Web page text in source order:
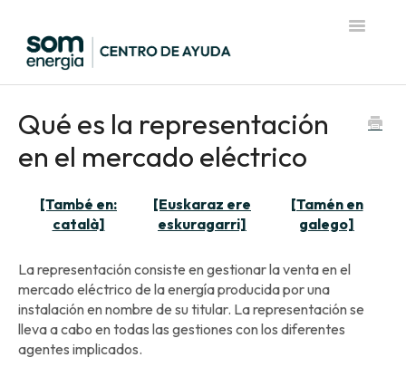
Toggle
Qué es la representación
en el mercado eléctrico
[També en:
català]
[Euskaraz ere
eskuragarri]
[Tamén en
galego]
La representación consiste en gestionar la venta en el
mercado eléctrico de la energía producida por una
instalación en nombre de su titular. La representación se
lleva a cabo en todas las gestiones con los diferentes
agentes implicados.